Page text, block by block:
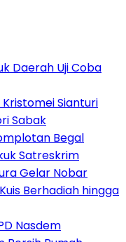
Daerah Uji Coba
Kristomei Sianturi
Sabak
Begal
Satreskrim
Gelar Nobar
Berhadiah hingga
Nasdem